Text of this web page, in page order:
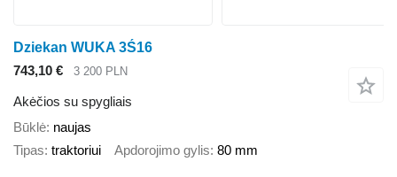
Dziekan WUKA 3Ś16
743,10 €
3 200 PLN
Akėčios su spygliais
Būklė naujas
Tipas traktoriui Apdorojimo gylis 80 mm